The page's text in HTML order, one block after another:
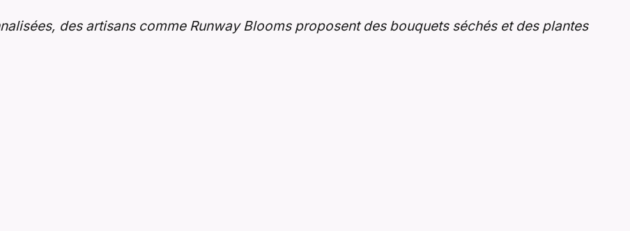
des artisans comme Runway Blooms proposent des bouquets séchés et des plantes